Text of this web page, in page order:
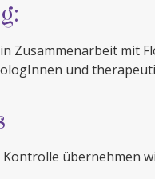
Zusammenarbeit mit
und
übernehmen